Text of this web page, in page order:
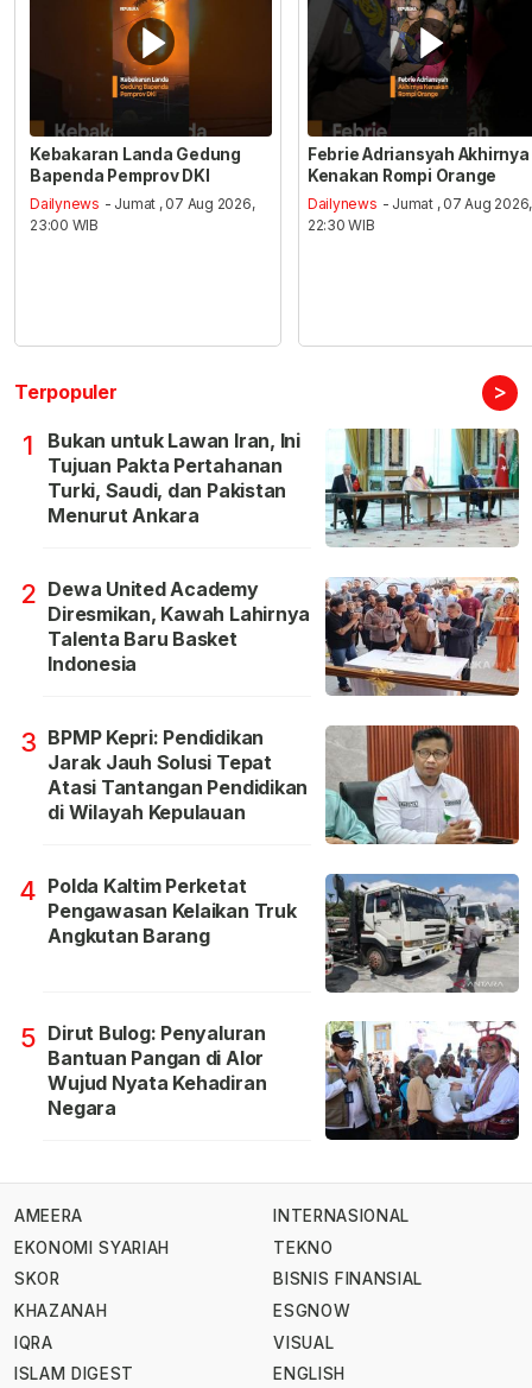
Kebakaran Landa Gedung
Bapenda Pemprov DKI
Dailynews - Jumat , 07 Aug 2026,
23:00 WIB
Febrie Adriansyah Akhirnya
Kenakan Rompi Orange
Dailynews - Jumat , 07 Aug 2026,
22:30 WIB
Terpopuler >
1
Bukan untuk Lawan Iran, Ini
Tujuan Pakta Pertahanan
Turki, Saudi, dan Pakistan
Menurut Ankara
2 Dewa United Academy
Diresmikan, Kawah Lahirnya
Talenta Baru Basket
Indonesia
3 BPMP Kepri: Pendidikan
Jarak Jauh Solusi Tepat
Atasi Tantangan Pendidikan
di Wilayah Kepulauan
4 Polda Kaltim Perketat
Pengawasan Kelaikan Truk
Angkutan Barang
5 Dirut Bulog: Penyaluran
Bantuan Pangan di Alor
Wujud Nyata Kehadiran
Negara
AMEERA
EKONOMI SYARIAH
SKOR
KHAZANAH
IQRA
ISLAM DIGEST
INTERNASIONAL
TEKNO
BISNIS FINANSIAL
ESGNOW
VISUAL
ENGLISH